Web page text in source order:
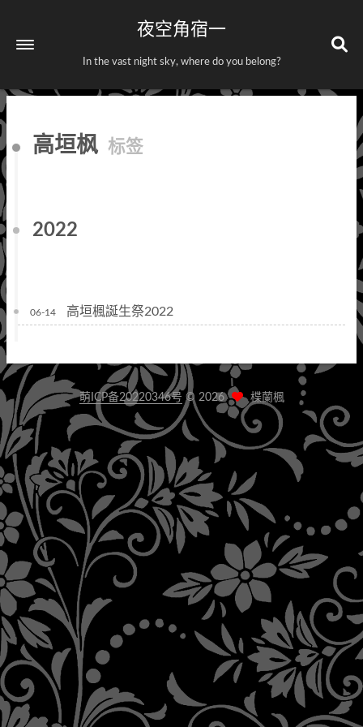
夜空角宿一
In the vast night sky, where do you belong?
关于
高垣枫 标签
2022
06-14 高垣楓誕生祭2022
萌ICP备20220346号 © 2026 楪蘭楓